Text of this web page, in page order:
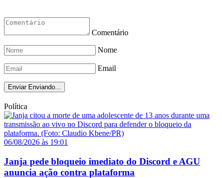
Comentário
Nome
Email
Enviar Enviando...
Política
06/08/2026 às 19:01
Janja pede bloqueio imediato do Discord e AGU
anuncia ação contra plataforma